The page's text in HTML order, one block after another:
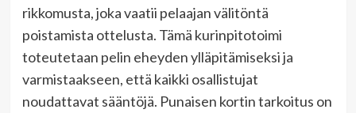
rikkomusta, joka vaatii pelaajan välitöntä
poistamista ottelusta. Tämä kurinpitotoimi
toteutetaan pelin eheyden ylläpitämiseksi ja
varmistaakseen, että kaikki osallistujat
noudattavat sääntöjä. Punaisen kortin tarkoitus on